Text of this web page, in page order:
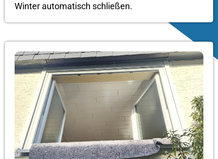
Winter automatisch schließen.